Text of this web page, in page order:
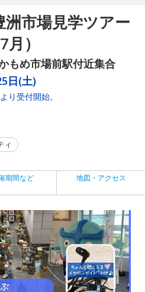
市場見学ツアー
）
もめ市場前駅付近集合
日(土)
り受付開始。
ィ
期間など 地図・アクセス